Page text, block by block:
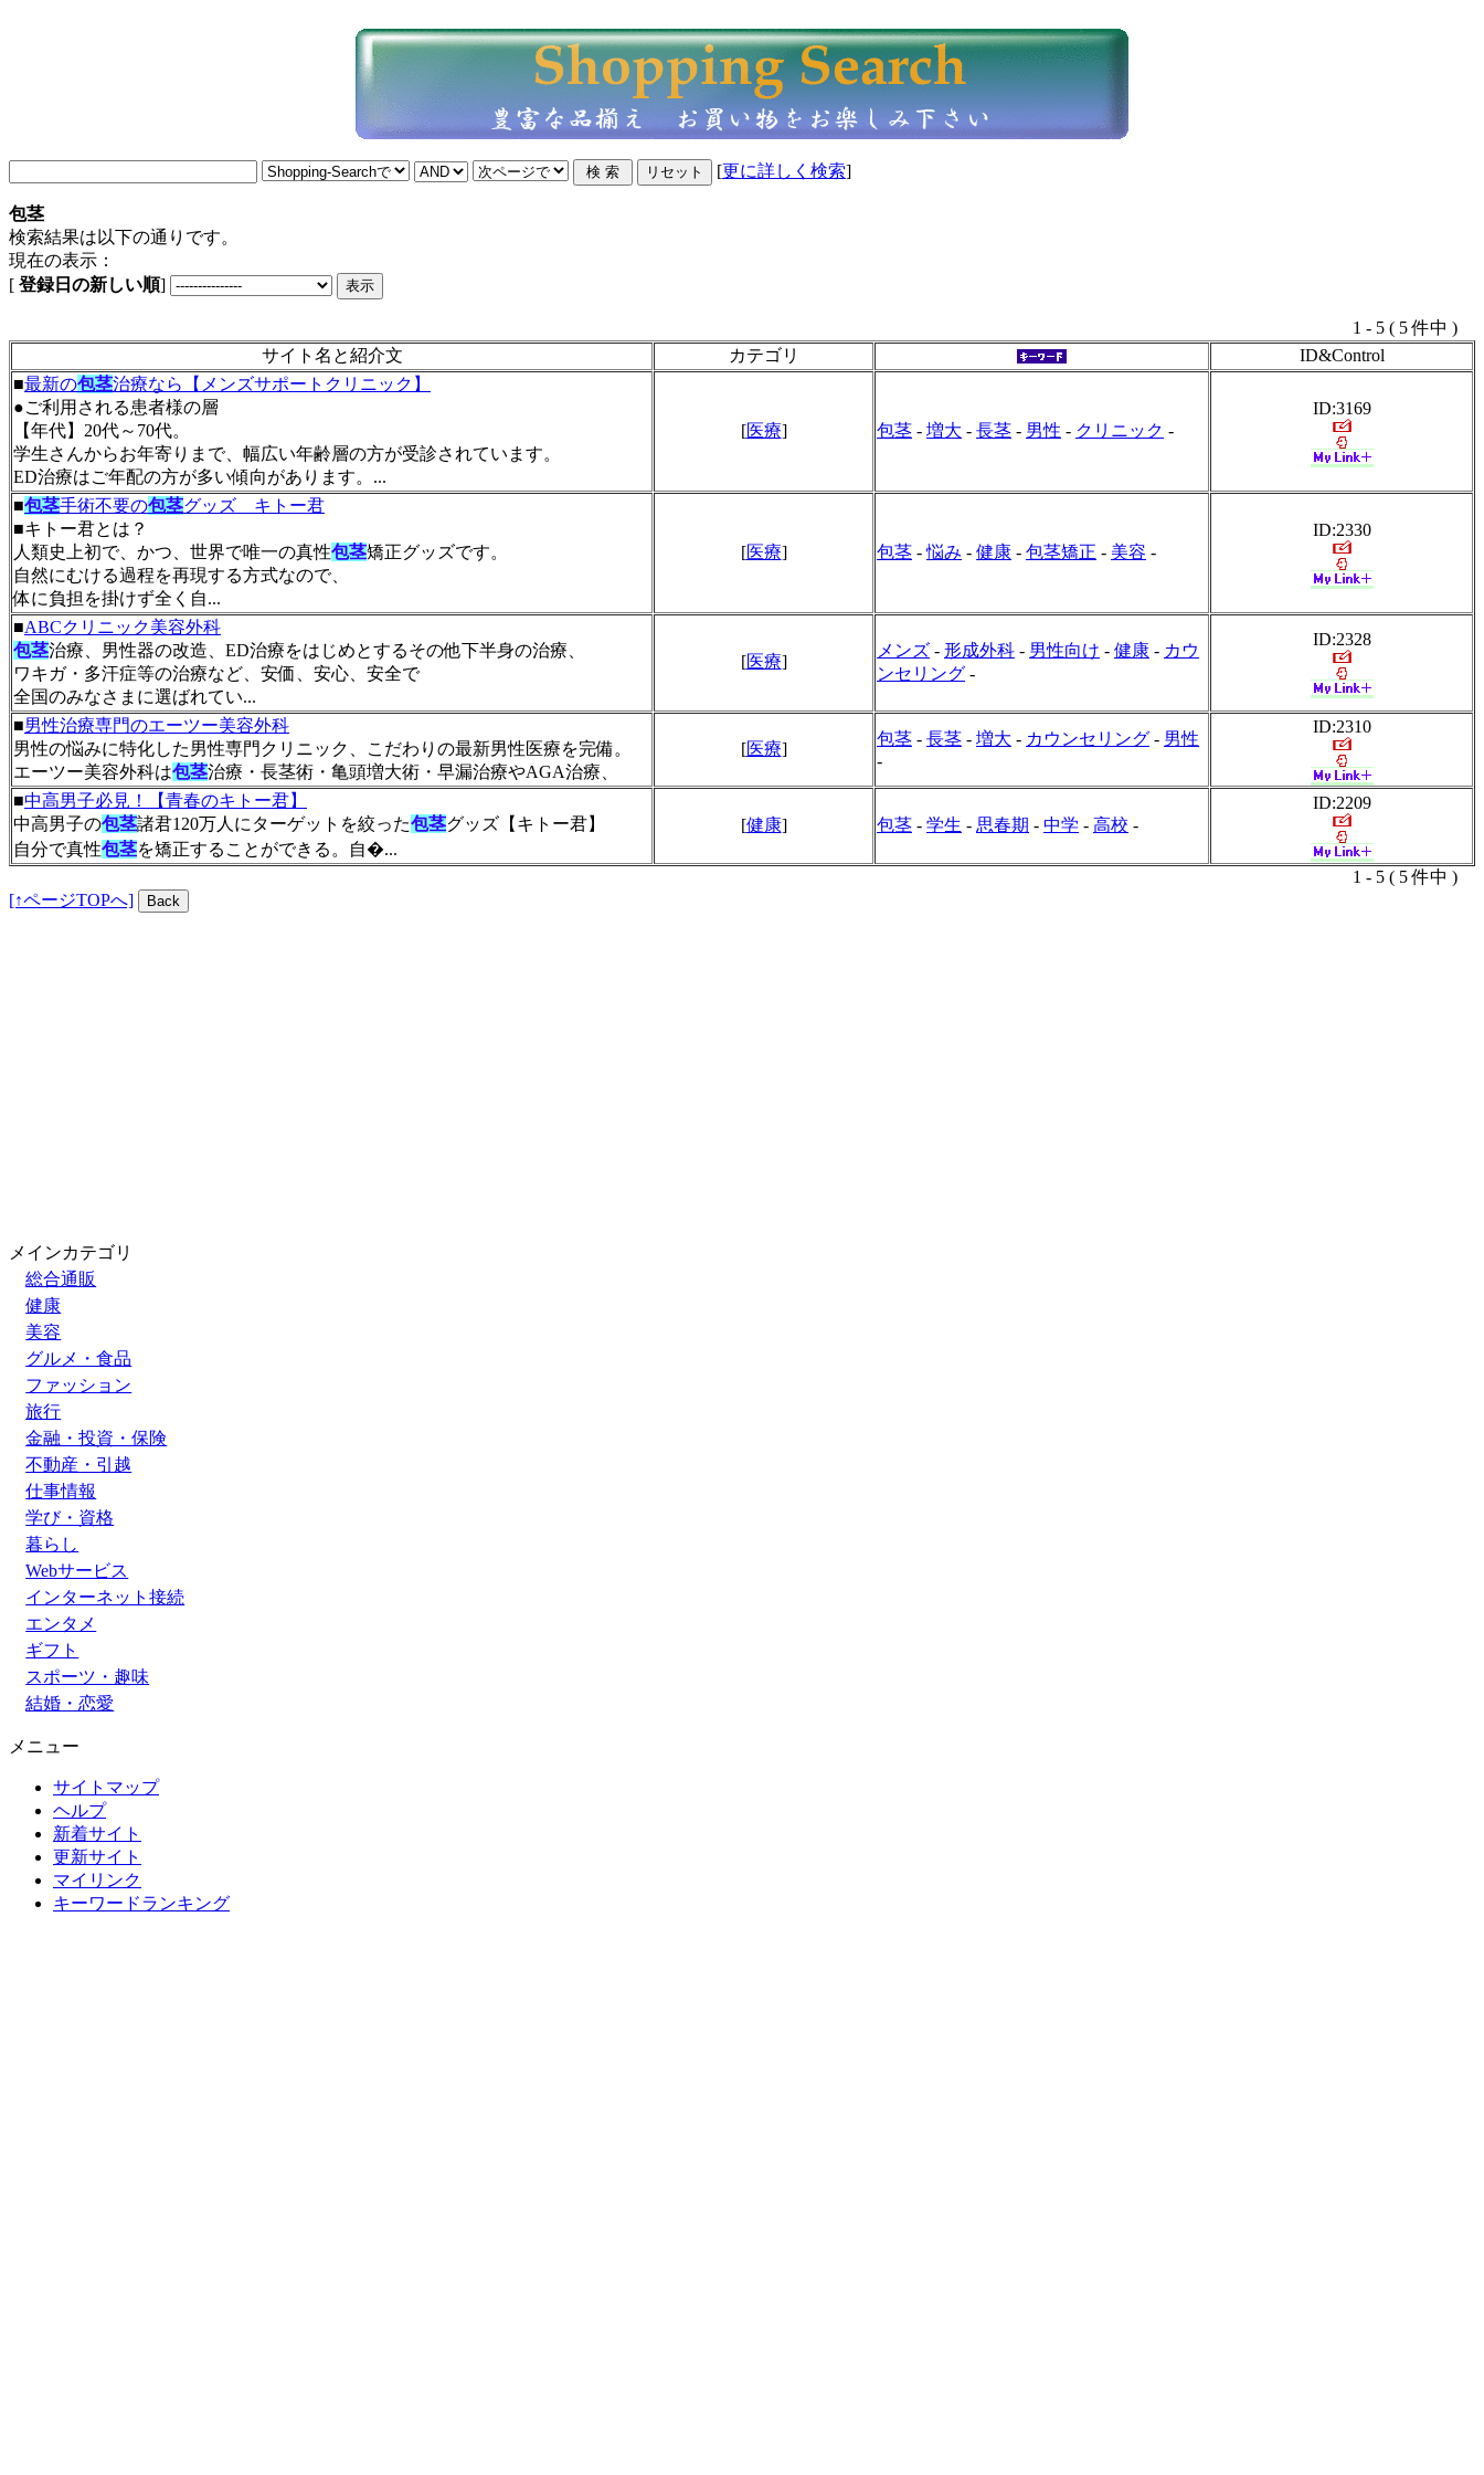
[更に詳しく検索]
包茎
検索結果は以下の通りです。
現在の表示：
[ 登録日の新しい順]
1 - 5 ( 5 件中 )
サイト名と紹介文
カテゴリ
ID&Control
■最新の包茎治療なら【メンズサポートクリニック】
●ご利用される患者様の層
【年代】20代～70代。
学生さんからお年寄りまで、幅広い年齢層の方が受診されています。
ED治療はご年配の方が多い傾向があります。...
[医療] 包茎 - 増大 - 長茎 - 男性 - クリニック -
ID:3169
■包茎手術不要の包茎グッズ キトー君
■キトー君とは？
人類史上初で、かつ、世界で唯一の真性包茎矯正グッズです。
自然にむける過程を再現する方式なので、
体に負担を掛けず全く自...
[医療] 包茎 -悩み - 健康 - 包茎矯正 - 美容 -
ID:2330
■ABCクリニック美容外科
包茎治療、男性器の改造、ED治療をはじめとするその他下半身の治療、
ワキガ・多汗症等の治療など、安価、安心、安全で
全国のみなさまに選ばれてい...
[医療]
メンズ - 形成外科 - 男性向け - 健康 - カウ
ンセリング -
ID:2328
■男性治療専門のエーツー美容外科
男性の悩みに特化した男性専門クリニック、こだわりの最新男性医療を完備。
エーツー美容外科は包茎治療・長茎術・亀頭増大術・早漏治療やAGA治療、
[医療]
包茎 - 長茎 - 増大 - カウンセリング - 男性
-
ID:2310
■中高男子必見！【青春のキトー君】
中高男子の包茎諸君120万人にターゲットを絞った包茎グッズ【キトー君】
自分で真性包茎を矯正することができる。自�...
[健康] 包茎 - 学生 - 思春期 - 中学 - 高校 -
ID:2209
1 - 5 ( 5 件中 )
[↑ページTOPへ]
メインカテゴリ
総合通販
健康
美容
グルメ・食品
ファッション
旅行
金融・投資・保険
不動産・引越
仕事情報
学び・資格
暮らし
Webサービス
インターネット接続
エンタメ
ギフト
スポーツ・趣味
結婚・恋愛
メニュー
サイトマップ
ヘルプ
新着サイト
更新サイト
マイリンク
キーワードランキング